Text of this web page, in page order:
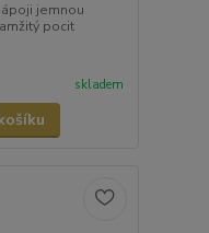
jemnou
pocit
skladem